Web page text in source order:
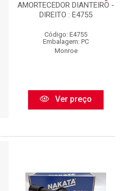
AMORTECEDOR DIANTEIRO -
DIREITO : E4755
Código: E4755
Embalagem: PC
Monroe
Ver preço